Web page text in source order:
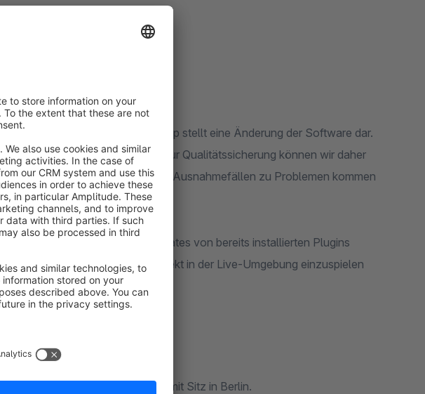
Plugins in Ihrem Shopware Shop stellt eine Änderung der Software dar.
durchgeführter Maßnahmen zur Qualitätssicherung können wir daher
Installation oder des Updates in Ausnahmefällen zu Problemen kommen
sowie das Einspielen von Updates von bereits installierten Plugins
zu testen und diese nicht direkt in der Live-Umgebung einzuspielen
zu erstellen.
Dienstleistungsunternehmen mit Sitz in Berlin.